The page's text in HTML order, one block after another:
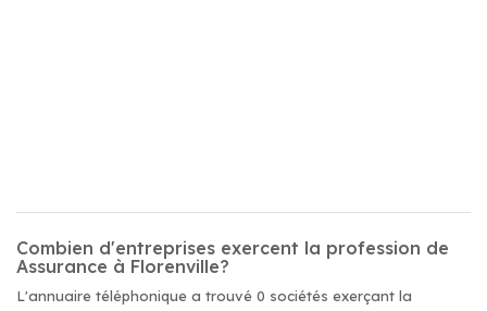
Combien d'entreprises exercent la profession de
Assurance à Florenville?
L'annuaire téléphonique a trouvé 0 sociétés exerçant la